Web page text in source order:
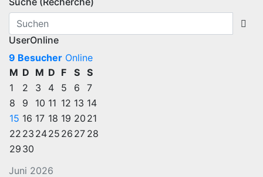
UserOnline
9 Besucher Online
Juni 2026
M D M D F S S
1
2 3 4 5 6
7
8
9 10 11 12 13 14
15 16 17 18 19 20 21
22 23 2425 26 27 28
29 30